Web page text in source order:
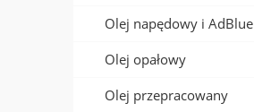
Olej napędowy i AdBlue
Olej opałowy
Olej przepracowany